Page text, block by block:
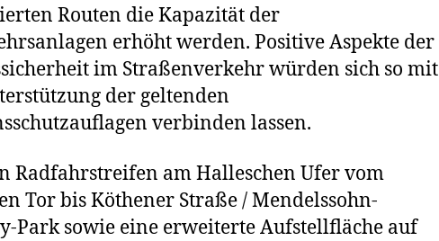
Routen die Kapazität der
erhöht werden. Positive Aspekte der
im Straßenverkehr würden sich so mit
der geltenden
verbinden lassen.
Radfahrstreifen am Halleschen Ufer vom
Tor bis Köthener Straße / Mendelssohn-
Park sowie eine erweiterte Aufstellfläche auf